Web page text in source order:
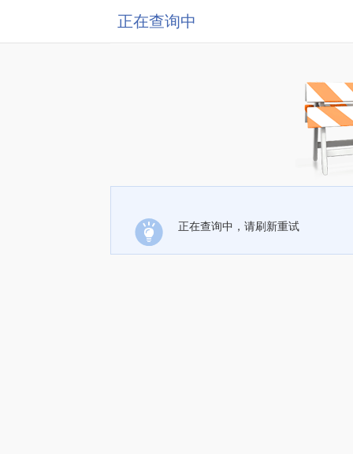
正在查询中
正在查询中，请刷新重试